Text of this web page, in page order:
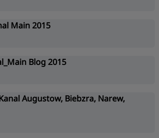
Main 2015
Blog 2015
Augustow, Biebzra, Narew,